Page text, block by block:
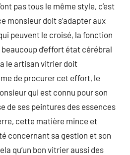
pas tous le même style, c’est
monsieur doit s’adapter aux
peuvent le croisé, la fonction
d’effort état cérébral
le artisan vitrier doit
de procurer cet effort, le
qui est connu pour son
de ses peintures des essences
cette matière mince et
concernant sa gestion et son
qu’un bon vitrier aussi des